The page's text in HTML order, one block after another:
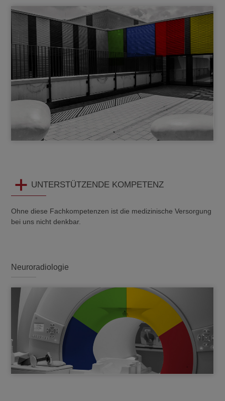
UNTERSTÜTZENDE KOMPETENZ
Ohne diese Fachkompetenzen ist die medizinische Versorgung
bei uns nicht denkbar.
Neuroradiologie